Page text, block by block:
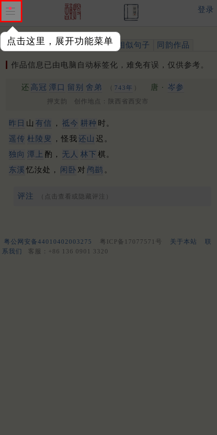
点击这里，展开功能菜单
登录
作品 标注四声 出处、引用 相似句子 同韵作品
作品信息已由电脑自动标签化，难免有误，仅供参考。
还 高冠 潭口 留别 舍弟 （ 743年 ） 唐 · 岑参
押支韵 创作地点：陕西省西安市
昨日 山 有信 ， 祗今 耕种 时。
遥传 杜陵叟 ，怪我 还山 迟。
独向 潭上 酌， 无人 林下 棋。
东溪 忆汝处， 闲卧 对 鸬鹚 。
评注 （点击查看或隐藏评注）
粤公网安备44010402003275 粤ICP备17077571号 关于本站
联
系我们
客服：+86 136 0901 3320